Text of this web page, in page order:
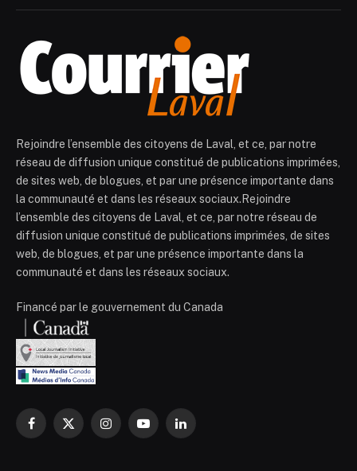
Rejoindre l’ensemble des citoyens de Laval, et ce, par notre
réseau de diffusion unique constitué de publications imprimées,
de sites web, de blogues, et par une présence importante dans
la communauté et dans les réseaux sociaux.Rejoindre
l’ensemble des citoyens de Laval, et ce, par notre réseau de
diffusion unique constitué de publications imprimées, de sites
web, de blogues, et par une présence importante dans la
communauté et dans les réseaux sociaux.
Financé par le gouvernement du Canada
Facebook
X
InstagramYouTubeLinkedIn